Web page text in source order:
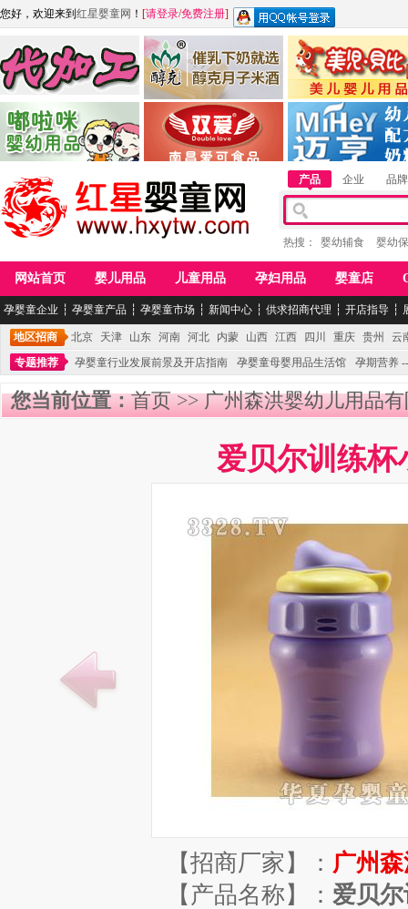
您好，欢迎来到 红星婴童网 ！ [请登录/免费注册]
江西麦嘟嘟食品有限公司
青岛嘟啦咪婴幼儿用品公司
江西醇之客月子米酒 惠州市美儿婴儿用品
湖南迈亨母婴用品有限
产品 企业 品牌
热搜： 婴幼辅食 婴幼
网站首页 婴儿用品 儿童用品 孕妇用品 婴童店
孕婴童企业 ┆ 孕婴童产品 ┆ 孕婴童市场 ┆ 新闻中心 ┆ 供求招商代理 ┆ 开店指导 ┆
地区招商 北京 天津 山东 河南 河北 内蒙 山西 江西 四川 重庆 贵州
云
专题推荐
孕婴童行业发展前景及开店指南 孕婴童母婴用品生活馆 孕期营养
您当前位置：首页>>广州森洪婴幼儿用品
爱贝尔训练杯
【招商厂家】： 广州
【产品名称】： 爱贝